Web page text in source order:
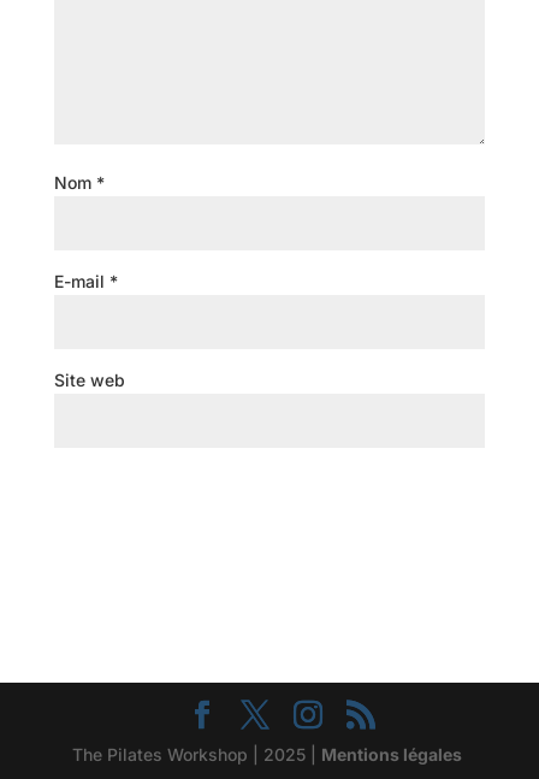
Nom *
E-mail *
Site web
The Pilates Workshop | 2025 | Mentions légales